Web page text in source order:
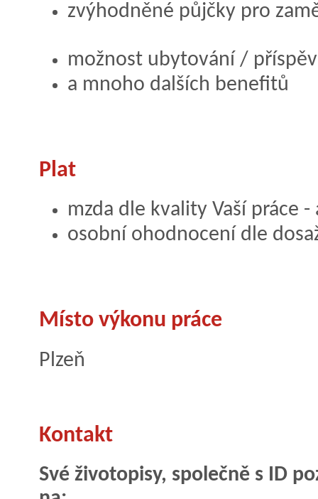
zvýhodněné půjčky pro
možnost ubytování /
a mnoho dalších benefitů
Plat
mzda dle kvality Vaší práce -
osobní ohodnocení dle
Místo výkonu práce
Plzeň
Kontakt
Své životopisy, společně s ID